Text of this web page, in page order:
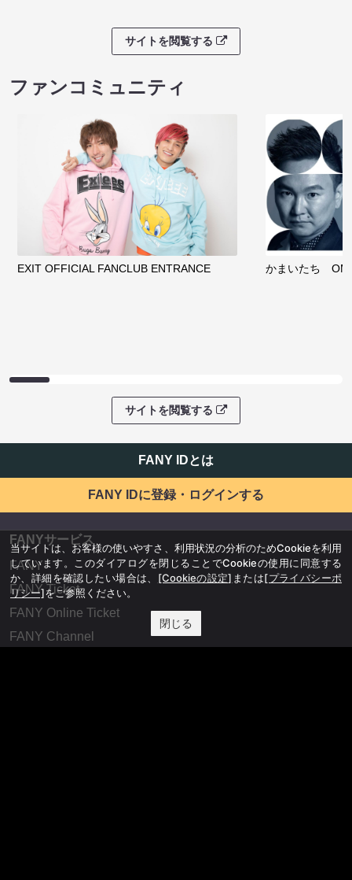
サイトを閲覧する
ファンコミュニティ
EXIT OFFICIAL FANCLUB ENTRANCE かまいたち
サイトを閲覧する
FANY IDとは
FANY IDに登録・ログインする
FANYサービス
FANY
FANY Ticket
FANY Online Ticket
FANY Channel
当サイトは、お客様の使いやすさ、利用状況の分析のためCookieを利用
しています。このダイアログを閉じることでCookieの使用に同意する
か、詳細を確認したい場合は、 [Cookieの設定] または[プライバシーポ
リシー]をご参照ください。
閉じる